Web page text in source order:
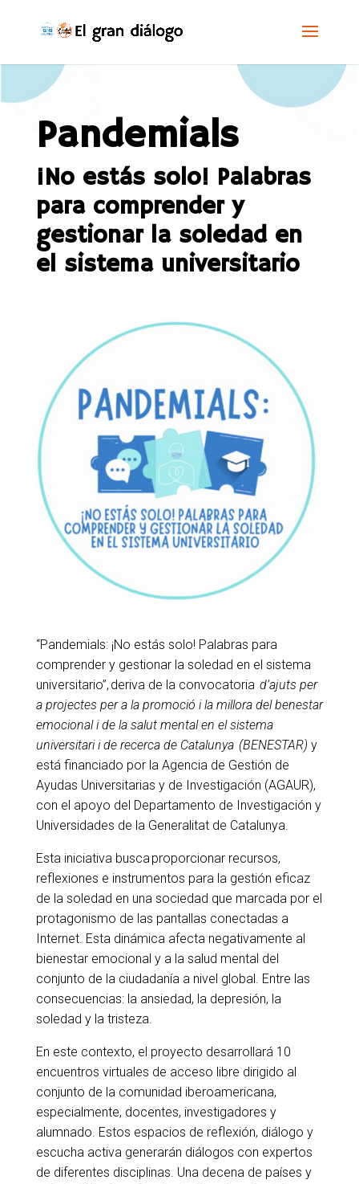
Pandemials
¡No estás solo! Palabras
para comprender y
gestionar la soledad en
el sistema universitario
“Pandemials: ¡No estás solo! Palabras para
comprender y gestionar la soledad en el sistema
universitario”, deriva de la convocatoria d’ajuts per
a projectes per a la promoció i la millora del benestar
emocional i de la salut mental en el sistema
universitari i de recerca de Catalunya (BENESTAR) y
está financiado por la Agencia de Gestión de
Ayudas Universitarias y de Investigación (AGAUR),
con el apoyo del Departamento de Investigación y
Universidades de la Generalitat de Catalunya.
Esta iniciativa busca proporcionar recursos,
reflexiones e instrumentos para la gestión eficaz
de la soledad en una sociedad que marcada por el
protagonismo de las pantallas conectadas a
Internet. Esta dinámica afecta negativamente al
bienestar emocional y a la salud mental del
conjunto de la ciudadanía a nivel global. Entre las
consecuencias: la ansiedad, la depresión, la
soledad y la tristeza.
En este contexto, el proyecto desarrollará 10
encuentros virtuales de acceso libre dirigido al
conjunto de la comunidad iberoamericana,
especialmente, docentes, investigadores y
alumnado. Estos espacios de reflexión, diálogo y
escucha activa generarán diálogos con expertos
de diferentes disciplinas. Una decena de países y